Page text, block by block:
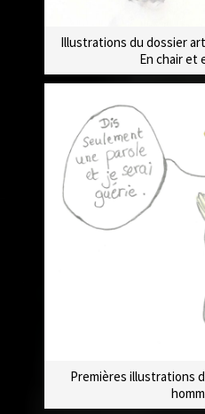
Illustrations du dossier
En chair et
Premières illustrations